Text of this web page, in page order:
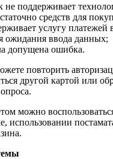
не поддерживает
средств для
услугу платежей
ожидания ввода данных;
допущена ошибка.
повторить
другой картой или
можно
использовании